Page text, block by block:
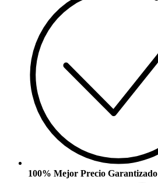
100% Mejor Precio Garantizado